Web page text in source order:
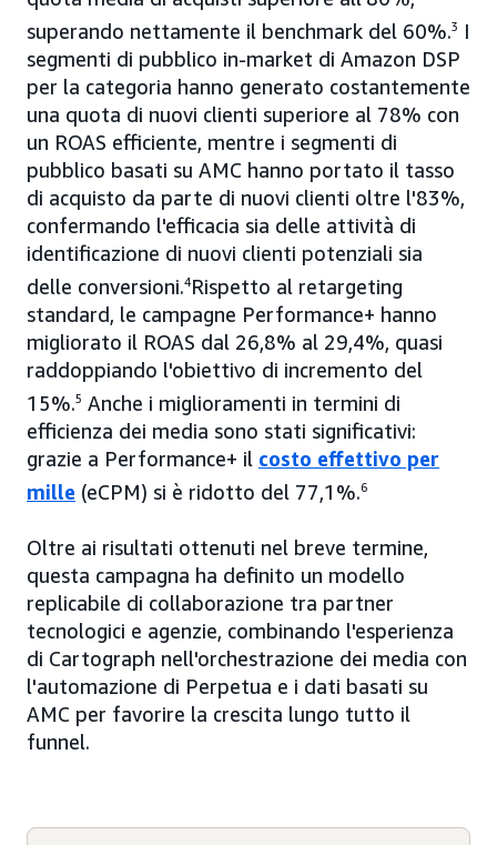
superando nettamente il benchmark del 60%.3
I
segmenti di pubblico in-market di Amazon DSP
per la categoria hanno generato costantemente
una quota di nuovi clienti superiore al 78% con
un ROAS efficiente, mentre i segmenti di
pubblico basati su AMC hanno portato il tasso
di acquisto da parte di nuovi clienti oltre l'83%,
confermando l'efficacia sia delle attività di
identificazione di nuovi clienti potenziali sia
delle conversioni.4Rispetto al retargeting
standard, le campagne Performance+ hanno
migliorato il ROAS dal 26,8% al 29,4%, quasi
raddoppiando l'obiettivo di incremento del
15%.5 Anche i miglioramenti in termini di
efficienza dei media sono stati significativi:
grazie a Performance+ il costo effettivo per
mille (eCPM) si è ridotto del 77,1%.6
Oltre ai risultati ottenuti nel breve termine,
questa campagna ha definito un modello
replicabile di collaborazione tra partner
tecnologici e agenzie, combinando l'esperienza
di Cartograph nell'orchestrazione dei media con
l'automazione di Perpetua e i dati basati su
AMC per favorire la crescita lungo tutto il
funnel.